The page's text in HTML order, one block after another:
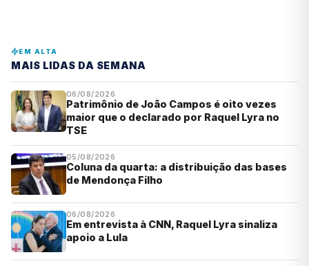
EM ALTA
MAIS LIDAS DA SEMANA
06/08/2026
Patrimônio de João Campos é oito vezes
maior que o declarado por Raquel Lyra no
TSE
05/08/2026
Coluna da quarta: a distribuição das bases
de Mendonça Filho
06/08/2026
Em entrevista à CNN, Raquel Lyra sinaliza
apoio a Lula